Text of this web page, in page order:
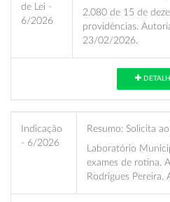
de Lei -
6/2026
2.080 de 15 de
providências.
23/02/2026.
Indicação
- 6/2026
Resumo: Solicita
Laboratório
exames de rotina.
Rodrigues